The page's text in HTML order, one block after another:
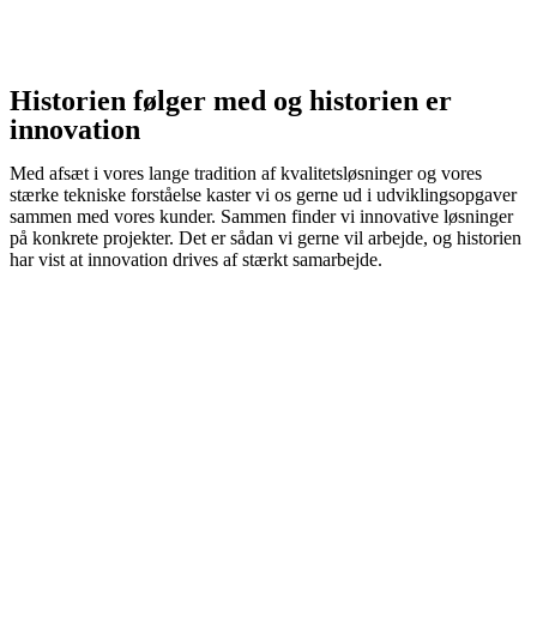
Historien følger med og historien er
innovation
Med afsæt i vores lange tradition af kvalitetsløsninger og vores
stærke tekniske forståelse kaster vi os gerne ud i udviklingsopgaver
sammen med vores kunder. Sammen finder vi innovative løsninger
på konkrete projekter. Det er sådan vi gerne vil arbejde, og historien
har vist at innovation drives af stærkt samarbejde.